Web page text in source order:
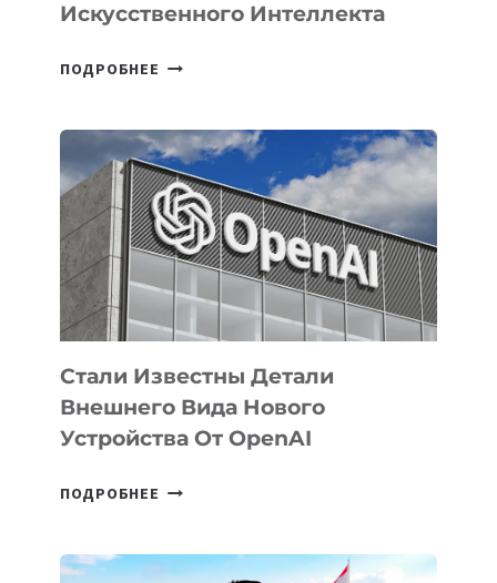
Искусственного Интеллекта
ПОДРОБНЕЕ
ПРИОРИТЕТНЫЕ
ЗАДАЧИ
ПО
РАЗВИТИЮ
ЭКОСИСТЕМЫ
ИСКУССТВЕННОГО
ИНТЕЛЛЕКТА
Стали Известны Детали
Внешнего Вида Нового
Устройства От OpenAI
ПОДРОБНЕЕ СТАЛИ
ВНЕШНЕГО